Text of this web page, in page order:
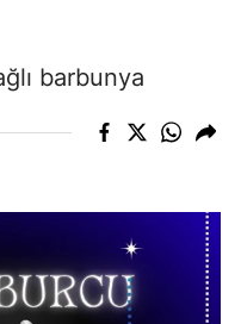
barbunya